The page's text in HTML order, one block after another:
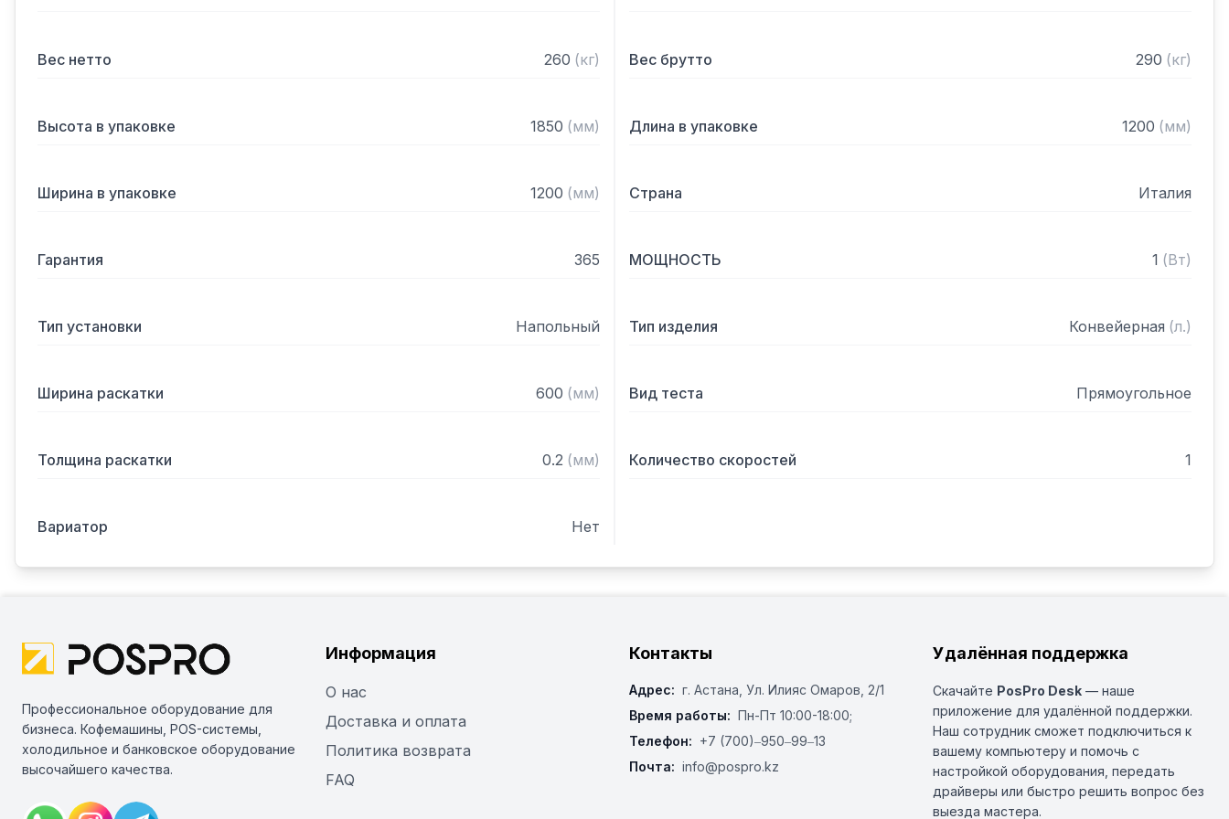
Вес нетто 260 (кг) Вес брутто 290 (кг)
Высота в упаковке 1850 (мм) Длина в упаковке 1200 (мм)
Ширина в упаковке 1200 (мм) Страна Италия
Гарантия 365 МОЩНОСТЬ 1 (Вт)
Тип установки Напольный Тип изделия Конвейерная (л.)
Ширина раскатки 600 (мм) Вид теста Прямоугольное
Толщина раскатки 0.2 (мм) Количество скоростей 1
Вариатор Нет
Профессиональное оборудование для
бизнеса. Кофемашины, POS-системы,
холодильное и банковское оборудование
высочайшего качества.
Информация
О нас
Доставка и оплата
Политика возврата
FAQ
Контакты
Адрес: г. Астана, ​Ул. Илияс Омаров, 2/1
Время работы: Пн-Пт 10:00-18:00;
Телефон: +7 (700)‒950‒99‒13
Почта: info@pospro.kz
Удалённая поддержка
Скачайте PosPro Desk — наше
приложение для удалённой поддержки.
Наш сотрудник сможет подключиться к
вашему компьютеру и помочь с
настройкой оборудования, передать
драйверы или быстро решить вопрос без
выезда мастера.